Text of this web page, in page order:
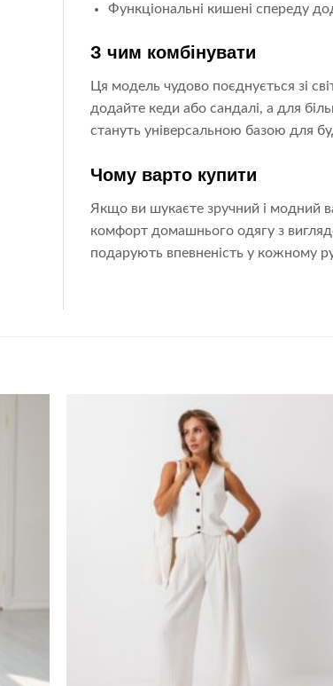
Функціональні кишені спереду
З чим комбінувати
Ця модель чудово поєднується зі
додайте кеди або сандалі, а для
стануть універсальною базою для
Чому варто купити
Якщо ви шукаєте зручний і модний
комфорт домашнього одягу з
подарують впевненість у кожному